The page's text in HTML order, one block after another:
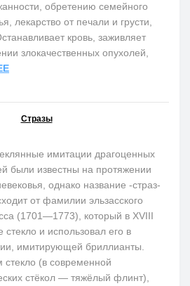
обретению семейного
лекарство от печали и грусти,
кровь, заживляет
злокачественных опухолей,
Стразы
имитации драгоценных
были известны на протяжении
однако название -страз-
от фамилии эльзасского
(1701—1773), который в XVIII
стекло и использовал его в
имитирующей бриллианты.
(в современной
стёкол — тяжёлый флинт),